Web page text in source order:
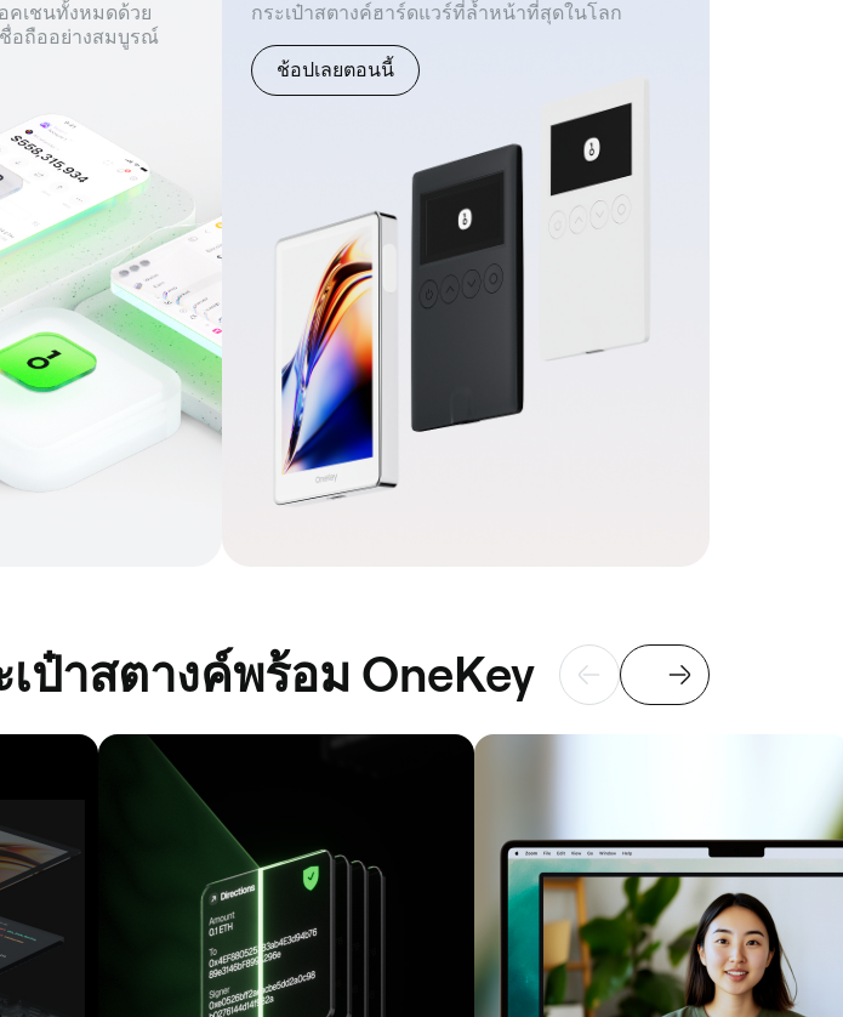
คเชนทั้งหมดด้วย
อถืออย่างสมบูรณ์
กระเป๋าสตางค์ฮาร์ดแวร์ที่ล้ำหน้าที่สุดในโลก
ช้อปเลยตอนนี้
ป๋าสตางค์พร้อม OneKey